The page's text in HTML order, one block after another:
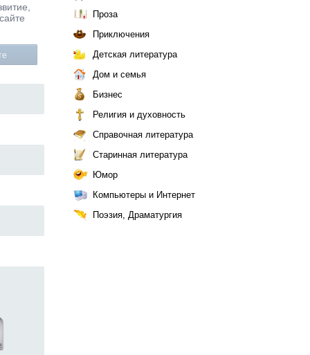
Проза
Приключения
Детская литература
Дом и семья
Бизнес
Религия и духовность
Справочная литература
Старинная литература
Юмор
Компьютеры и Интернет
Поэзия, Драматургия